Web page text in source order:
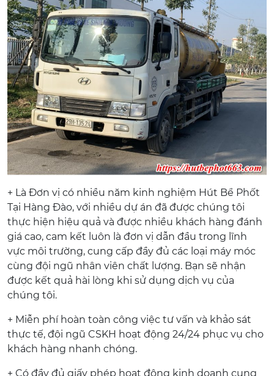
+ Là Đơn vị có nhiều năm kinh nghiệm Hút Bể Phốt
Tại Hàng Đào, với nhiều dự án đã được chúng tôi
thực hiện hiệu quả và được nhiều khách hàng đánh
giá cao, cam kết luôn là đơn vị dẫn đầu trong lĩnh
vực môi trường, cung cấp đầy đủ các loại máy móc
cùng đội ngũ nhân viên chất lượng. Bạn sẽ nhận
được kết quả hài lòng khi sử dụng dịch vụ của
chúng tôi.
+ Miễn phí hoàn toàn công việc tư vấn và khảo sát
thực tế, đội ngũ CSKH hoạt động 24/24 phục vụ cho
khách hàng nhanh chóng.
+ Có đầy đủ giấy phép hoạt động kinh doanh cung